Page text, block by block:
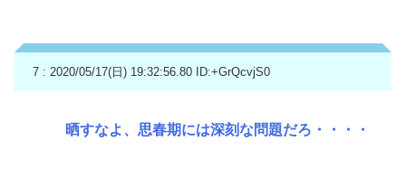
7 : 2020/05/17(日) 19:32:56.80 ID:+GrQcvjS0
晒すなよ、思春期には深刻な問題だろ・・・・